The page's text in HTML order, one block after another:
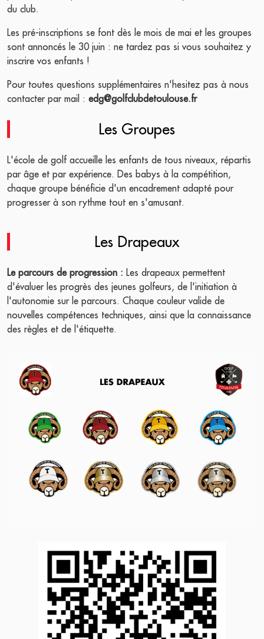
du club.
Les pré-inscriptions se font dès le mois de mai et les groupes
sont annoncés le 30 juin : ne tardez pas si vous souhaitez y
inscrire vos enfants !
Pour toutes questions supplémentaires n'hesitez pas à nous
contacter par mail : edg@golfclubdetoulouse.fr
Les Groupes
L'école de golf accueille les enfants de tous niveaux, répartis
par âge et par expérience. Des babys à la compétition,
chaque groupe bénéficie d'un encadrement adapté pour
progresser à son rythme tout en s'amusant.
Les Drapeaux
Le parcours de progression : Les drapeaux permettent
d'évaluer les progrès des jeunes golfeurs, de l'initiation à
l'autonomie sur le parcours. Chaque couleur valide de
nouvelles compétences techniques, ainsi que la connaissance
des règles et de l'étiquette.